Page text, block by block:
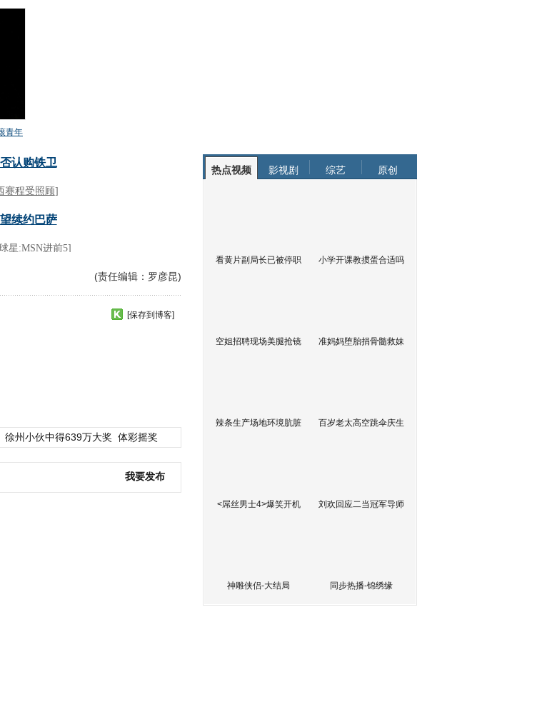
(责任编辑：罗彦昆)
[保存到博客]
徐州小伙中得639万大奖 体彩摇奖
我要发布
热点视频 影视剧 综艺 原创
看黄片副局长已被停职 小学开课教掼蛋合适吗
空姐招聘现场美腿抢镜 准妈妈堕胎捐骨髓救妹
辣条生产场地环境肮脏 百岁老太高空跳伞庆生
<屌丝男士4>爆笑开机 刘欢回应二当冠军导师
神雕侠侣-大结局 同步热播-锦绣缘